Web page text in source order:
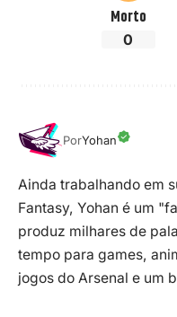
Morto
0
PorYohan
Ainda trabalhando em
Fantasy, Yohan é um
produz milhares de
tempo para games,
jogos do Arsenal e um